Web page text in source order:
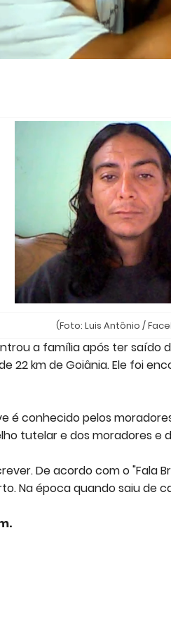
(Foto: Luis Antônio /
a família após ter saído
22 km de Goiânia. Ele foi
é conhecido pelos
tutelar e dos moradores e
De acordo com o "Fala
Na época quando saiu de